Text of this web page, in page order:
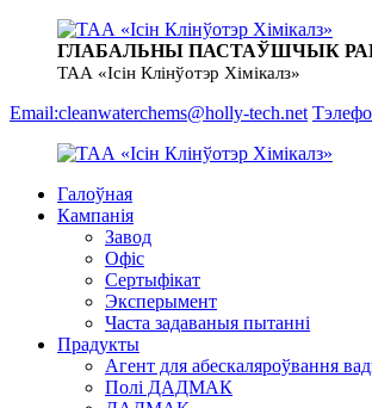
ГЛАБАЛЬНЫ ПАСТАЎШЧЫК
ТАА «Ісін Клінўотэр Хімікалз»
Email:cleanwaterchems@holly-tech.net
Галоўная
Кампанія
Завод
Офіс
Сертыфікат
Эксперымент
Часта задаваныя пытанні
Прадукты
Агент для абескаляроўвання
Полі ДАДМАК